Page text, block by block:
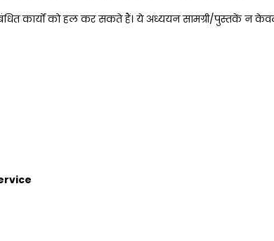
कार्यों को हल कर सकते हैं। ये अध्ययन सामग्री/पुस्तकें न